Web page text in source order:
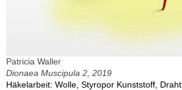
Patricia Waller
Dionaea Muscipula 2, 2019
Häkelarbeit: Wolle, Styropor Kunststoff, Draht